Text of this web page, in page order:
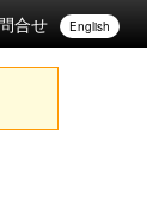
問合せ English